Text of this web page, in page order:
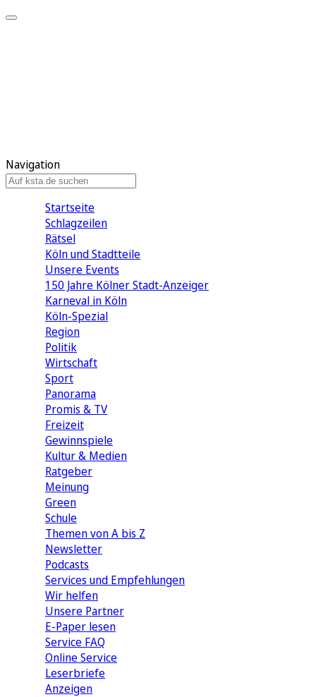
Navigation
Startseite
Schlagzeilen
Rätsel
Köln und Stadtteile
Unsere Events
150 Jahre Kölner Stadt-Anzeiger
Karneval in Köln
Köln-Spezial
Region
Politik
Wirtschaft
Sport
Panorama
Promis & TV
Freizeit
Gewinnspiele
Kultur & Medien
Ratgeber
Meinung
Green
Schule
Themen von A bis Z
Newsletter
Podcasts
Services und Empfehlungen
Wir helfen
Unsere Partner
E-Paper lesen
Service FAQ
Online Service
Leserbriefe
Anzeigen